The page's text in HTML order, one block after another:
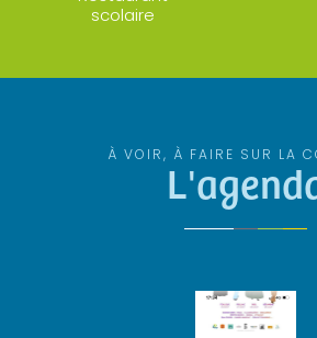
scolaire
À VOIR, À FAIRE SUR LA